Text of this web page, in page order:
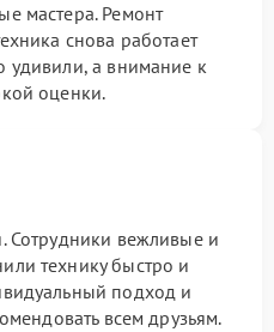
мастера. Ремонт
снова работает
удивили, а внимание к
оценки.
Сотрудники вежливые и
технику быстро и
подход и
всем друзьям.